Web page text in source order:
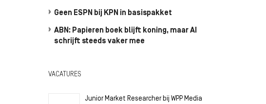
Geen ESPN bij KPN in basispakket
ABN: Papieren boek blijft koning, maar AI
schrijft steeds vaker mee
VACATURES
Junior Market Researcher bij WPP Media